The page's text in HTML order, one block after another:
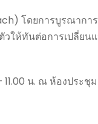
โดยการบูรณาก
วให้ทันต่อการเปลี่ย
น. ณ ห้องประ